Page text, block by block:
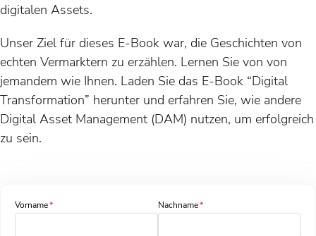
digitalen Assets.
Unser Ziel für dieses E-Book war, die Geschichten von
echten Vermarktern zu erzählen. Lernen Sie von von
jemandem wie Ihnen. Laden Sie das E-Book “Digital
Transformation” herunter und erfahren Sie, wie andere
Digital Asset Management (DAM) nutzen, um erfolgreich
zu sein.
Vorname Nachname